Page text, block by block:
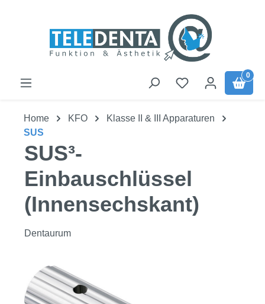
0
Home KFO
Klasse II & III Apparaturen
SUS
SUS³-
Einbauschlüssel
(Innensechskant)
Dentaurum
Bildergalerie überspringen